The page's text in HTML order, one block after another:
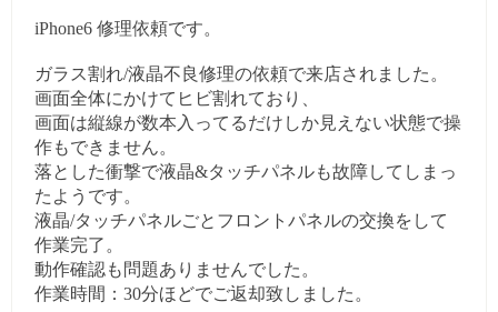
iPhone6 修理依頼です。
ガラス割れ/液晶不良修理の依頼で来店されました。
画面全体にかけてヒビ割れており、
画面は縦線が数本入ってるだけしか見えない状態で操
作もできません。
落とした衝撃で液晶&タッチパネルも故障してしまっ
たようです。
液晶/タッチパネルごとフロントパネルの交換をして
作業完了。
動作確認も問題ありませんでした。
作業時間：30分ほどでご返却致しました。